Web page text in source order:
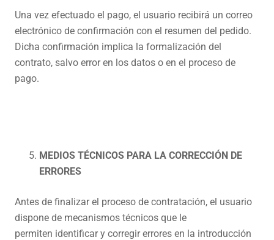
Una vez efectuado el pago, el usuario recibirá un correo
electrónico de confirmación con el resumen del pedido.
Dicha confirmación implica la formalización del
contrato, salvo error en los datos o en el proceso de
pago.
MEDIOS TÉCNICOS PARA LA CORRECCIÓN DE
ERRORES
Antes de finalizar el proceso de contratación, el usuario
dispone de mecanismos técnicos que le
permiten identificar y corregir errores en la introducción